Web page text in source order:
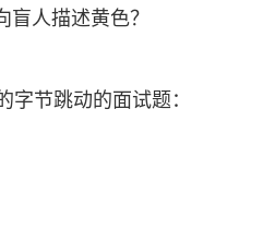
字节跳动的面试题：